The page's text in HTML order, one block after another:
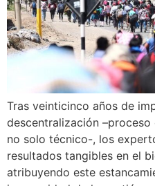
Tras veinticinco años de
descentralización
no solo técnico-, los
resultados tangibles en el
atribuyendo este